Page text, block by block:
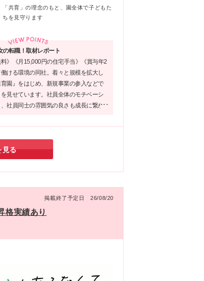
「共育」の理念のもと、園全体で子どもた
ちを見守ります
の転職！取材レポート
料》《月15,000円の住宅手当》《賞与年2
ける環境の同社。着々と規模を拡大し
園』をはじめ、新規事業の参入などで
見せています。社員全体のモチベーシ
社員同士の雰囲気の良さも成長に繋が
しさを活かして成長したい方は要チェ
見る
掲載終了予定日 26/08/20
格実績あり